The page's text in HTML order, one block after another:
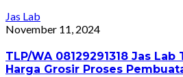
Jas Lab
November 11, 2024
TLP/WA 08129291318 Jas
Harga Grosir Proses